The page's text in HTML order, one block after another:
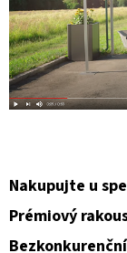
Nakupujte u
Prémiový